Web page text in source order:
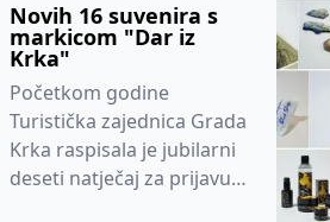
Novih 16 suvenira s
markicom "Dar iz
Krka"
Početkom godine
Turistička zajednica Grada
Krka raspisala je jubilarni
deseti natječaj za prijavu